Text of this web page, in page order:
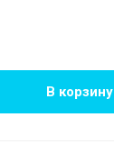
В корзину